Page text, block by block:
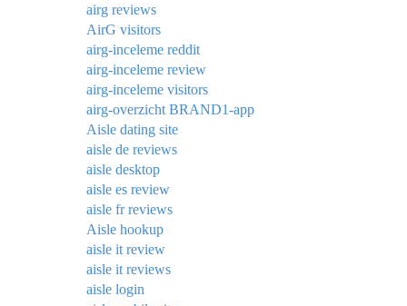
airg reviews
AirG visitors
airg-inceleme reddit
airg-inceleme review
airg-inceleme visitors
airg-overzicht BRAND1-app
Aisle dating site
aisle de reviews
aisle desktop
aisle es review
aisle fr reviews
Aisle hookup
aisle it review
aisle it reviews
aisle login